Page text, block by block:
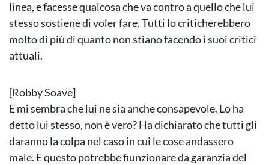
linea, e facesse qualcosa che va contro a quello che lui
stesso sostiene di voler fare, Tutti lo criticherebbero
molto di più di quanto non stiano facendo i suoi critici
attuali.
[Robby Soave]
E mi sembra che lui ne sia anche consapevole. Lo ha
detto lui stesso, non è vero? Ha dichiarato che tutti gli
daranno la colpa nel caso in cui le cose andassero
male. E questo potrebbe fiunzionare da garanzia del